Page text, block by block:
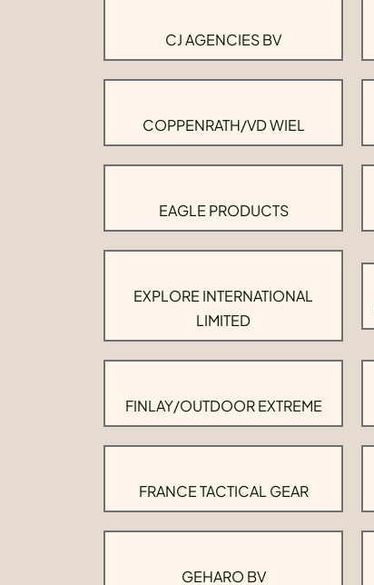
CJ AGENCIES BV
COPPENRATH/VD WIEL
EAGLE PRODUCTS
EXPLORE INTERNATIONAL
LIMITED
FINLAY/OUTDOOR EXTREME
FRANCE TACTICAL GEAR
GEHARO BV